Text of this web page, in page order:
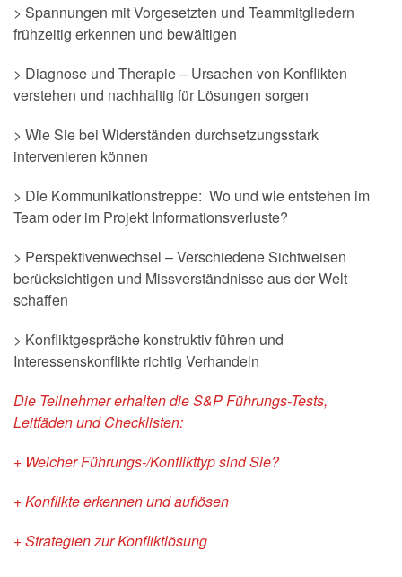
> Spannungen mit Vorgesetzten und Teammitgliedern
frühzeitig erkennen und bewältigen
> Diagnose und Therapie – Ursachen von Konflikten
verstehen und nachhaltig für Lösungen sorgen
> Wie Sie bei Widerständen durchsetzungsstark
intervenieren können
> Die Kommunikationstreppe: Wo und wie entstehen im
Team oder im Projekt Informationsverluste?
> Perspektivenwechsel – Verschiedene Sichtweisen
berücksichtigen und Missverständnisse aus der Welt
schaffen
> Konfliktgespräche konstruktiv führen und
Interessenskonflikte richtig Verhandeln
Die Teilnehmer erhalten die S&P Führungs-Tests,
Leitfäden und Checklisten:
+ Welcher Führungs-/Konflikttyp sind Sie?
+ Konflikte erkennen und auflösen
+ Strategien zur Konfliktlösung